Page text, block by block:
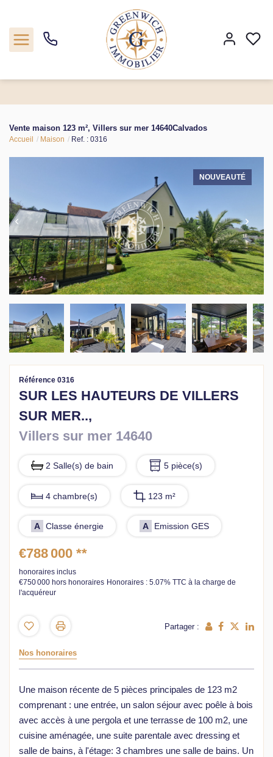
Programmes neufs
Notre agence
Nos actualités
Contact
Vente maison 123 m², Villers sur mer 14640Calvados
Accueil Maison Ref. : 0316
NOUVEAUTÉ
Référence 0316
SUR LES HAUTEURS DE VILLERS
SUR MER..,
Villers sur mer 14640
2 Salle(s) de bain 5 pièce(s)
4 chambre(s) 123 m²
A Classe énergie A Emission GES
€788 000 **
honoraires inclus
€750 000 hors honoraires Honoraires : 5.07% TTC à la charge de
l'acquéreur
Partager :
Nos honoraires
Une maison récente de 5 pièces principales de 123 m2
comprenant : une entrée, un salon séjour avec poêle à bois
avec accès à une pergola et une terrasse de 100 m2, une
cuisine aménagée, une suite parentale avec dressing et
salle de bains, à l'étage: 3 chambres une salle de bains. Un